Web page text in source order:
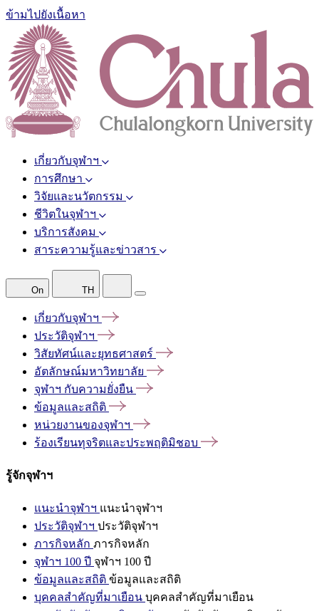
ข้ามไปยังเนื้อหา
เกี่ยวกับจุฬาฯ
การศึกษา
วิจัยและนวัตกรรม
ชีวิตในจุฬาฯ
บริการสังคม
สาระความรู้และข่าวสาร
On TH
เกี่ยวกับจุฬาฯ
ประวัติจุฬาฯ
วิสัยทัศน์และยุทธศาสตร์
อัตลักษณ์มหาวิทยาลัย
จุฬาฯ กับความยั่งยืน
ข้อมูลและสถิติ
หน่วยงานของจุฬาฯ
ร้องเรียนทุจริตและประพฤติมิชอบ
รู้จักจุฬาฯ
แนะนำจุฬาฯ แนะนำจุฬาฯ
ประวัติจุฬาฯ ประวัติจุฬาฯ
ภารกิจหลัก ภารกิจหลัก
จุฬาฯ 100 ปี จุฬาฯ 100 ปี
ข้อมูลและสถิติ ข้อมูลและสถิติ
บุคคลสำคัญที่มาเยือน บุคคลสำคัญที่มาเยือน